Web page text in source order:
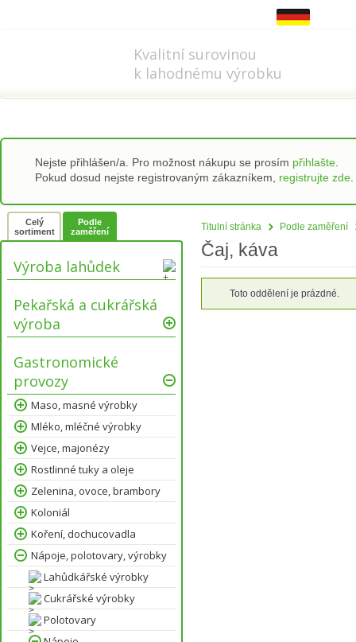
Kvalitní surovinou
k lahodnému výrobku
Nejste přihlášen/a. Pro možnost nákupu se prosím přihlašte
Pokud dosud nejste registrovaným zákazníkem, registrujte zde
Titulní stránka Podle zaměření
Čaj, káva
Toto oddělení je prázdné.
Celý
sortiment
Podle
zaměření
Výroba lahůdek
Pekařská a cukrářská
výroba
Gastronomické
provozy
Maso, masné výrobky
Mléko, mléčné výrobky
Vejce, majonézy
Rostlinné tuky a oleje
Zelenina, ovoce, brambory
Koloniál
Koření, dochucovadla
Nápoje, polotovary, výrobky
Lahůdkářské výrobky
Cukrářské výrobky
Polotovary